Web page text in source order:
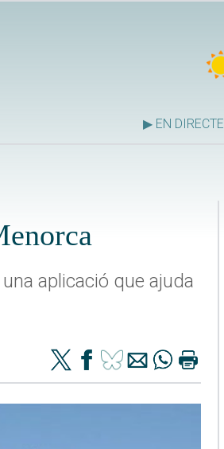
▶ EN DIRECTE
aplicació que ajuda